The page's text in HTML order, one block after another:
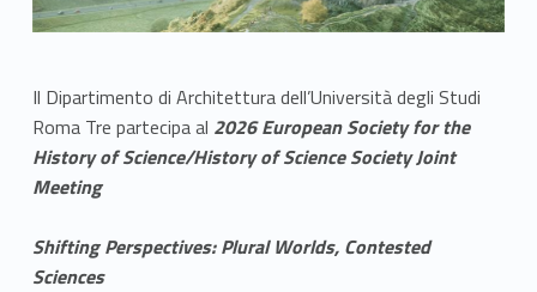
Il Dipartimento di Architettura dell’Università degli Studi
Roma Tre partecipa al 2026 European Society for the
History of Science/History of Science Society Joint
Meeting
Shifting Perspectives: Plural Worlds, Contested
Sciences